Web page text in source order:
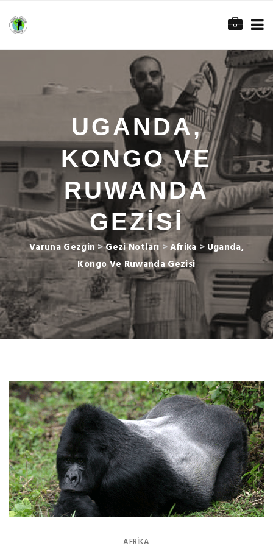
UGANDA,
KONGO VE
RUWANDA
GEZISI
Varuna Gezgin>Gezi Notları >Afrika > Uganda,
Kongo Ve Ruwanda Gezisi
AFRIKA